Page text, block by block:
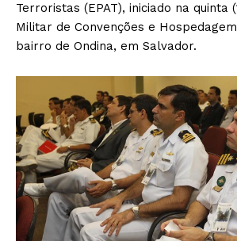
Terroristas (EPAT), iniciado na quinta
Militar de Convenções e
bairro de Ondina, em Salvador.